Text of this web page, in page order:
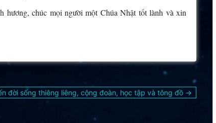
hương, chúc mọi người một Chúa Nhật tốt lành và xin
đời sống thiêng liêng, cộng đoàn, học tập và tông đồ →